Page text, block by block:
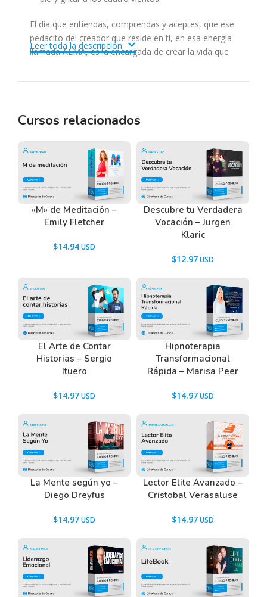
El día que entiendas, comprendas y aceptes, que ese
pedacito del creador que reside en ti, en esa energía
llamada ALMA, es la encargada de crear la vida que
milagros en tu vida si está bien dirigida con el poder
doradas que están destinadas para ti. vamos
a activar las fuerzas más poderosas que
posees, el perdón y la gratitud.
Tenemos un listado de todas las preguntas que
hacen nuestros usuarios antes de comprar y
contactarnos usando el Chat.
Leer toda la descripción
Cursos relacionados
«M» de Meditación –
Emily Fletcher
$14.94
Descubre tu Verdadera
Vocación – Jurgen
Klaric
$12.97
El Arte de Contar
Historias – Sergio
Ituero
$14.97
Hipnoterapia
Transformacional
Rápida – Marisa Peer
$14.97
La Mente según yo –
Diego Dreyfus
$14.97
Lector Elite Avanzado –
Cristobal Verasaluse
$14.97